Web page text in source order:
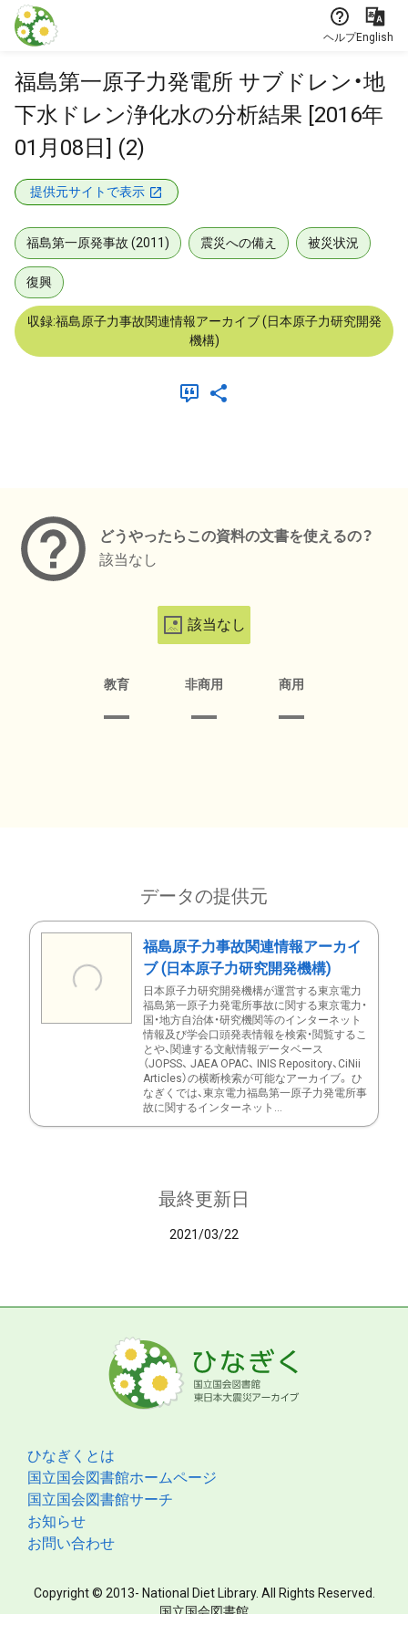
本文に飛ぶ
ヘルプEnglish
福島第一原子力発電所 サブドレン・地
下水ドレン浄化水の分析結果 [2016年
01月08日] (2)
提供元サイトで表示
福島第一原発事故 (2011) 震災への備え 被災状況
復興
収録:福島原子力事故関連情報アーカイブ (日本原子力研究開発
機構)
どうやったらこの資料の文書を使えるの？
該当なし
該当なし
教育 非商用 商用
データの提供元
福島原子力事故関連情報アーカイ
ブ (日本原子力研究開発機構)
日本原子力研究開発機構が運営する東京電力
福島第一原子力発電所事故に関する東京電力・
国・地方自治体・研究機関等のインターネット
情報及び学会口頭発表情報を検索・閲覧するこ
とや、関連する文献情報データベース
（JOPSS、 JAEA OPAC、 INIS Repository、CiNii
Articles）の横断検索が可能なアーカイブ。 ひ
なぎくでは、東京電力福島第一原子力発電所事
故に関するインターネット...
最終更新日
2021/03/22
ひなぎくとは
国立国会図書館ホームページ
国立国会図書館サーチ
お知らせ
お問い合わせ
Copyright © 2013- National Diet Library. All Rights Reserved.